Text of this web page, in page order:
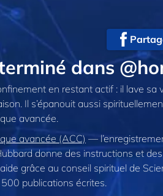
dans
en restant actif : il lave sa
Il s’épanouit aussi
avancée.
avancée (ACC) —
donne des instructions et
grâce au conseil spirituel de
publications écrites.